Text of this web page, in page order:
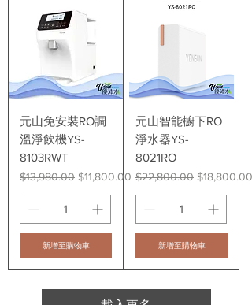
元山免安裝RO調
溫淨飲機YS-
8103RWT
一般價格
$13,980.00 促銷價格
$11,800.00
新增至購物車
元山智能櫥下RO
淨水器YS-
8021RO
一般價格
$22,800.00 促銷價格
$18,800.00
新增至購物車